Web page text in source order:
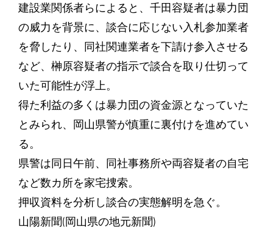
建設業関係者らによると、千田容疑者は暴力団
の威力を背景に、談合に応じない入札参加業者
を脅したり、同社関連業者を下請け参入させる
など、榊原容疑者の指示で談合を取り仕切って
いた可能性が浮上。
得た利益の多くは暴力団の資金源となっていた
とみられ、岡山県警が慎重に裏付けを進めてい
る。
県警は同日午前、同社事務所や両容疑者の自宅
など数カ所を家宅捜索。
押収資料を分析し談合の実態解明を急ぐ。
山陽新聞(岡山県の地元新聞)